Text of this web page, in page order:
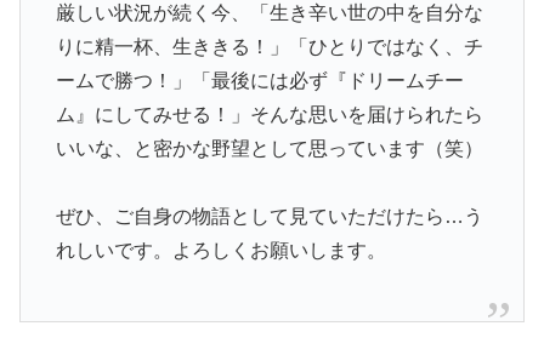
厳しい状況が続く今、「生き辛い世の中を自分な
りに精一杯、生ききる！」「ひとりではなく、チ
ームで勝つ！」「最後には必ず『ドリームチー
ム』にしてみせる！」そんな思いを届けられたら
いいな、と密かな野望として思っています（笑）
ぜひ、ご自身の物語として見ていただけたら…う
れしいです。よろしくお願いします。